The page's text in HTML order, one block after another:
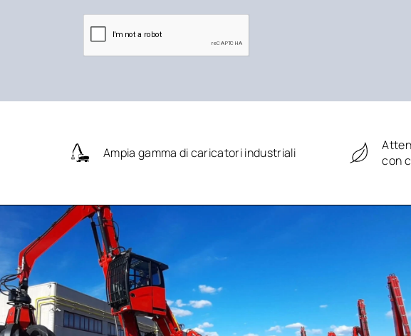
Ampia gamma di caricatori industriali
con